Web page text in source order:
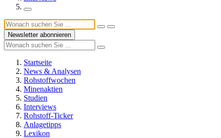
Newsletter abonnieren
Startseite
News & Analysen
Rohstoffwochen
Minenaktien
Studien
Interviews
Rohstoff-Ticker
Anlagetipps
Lexikon